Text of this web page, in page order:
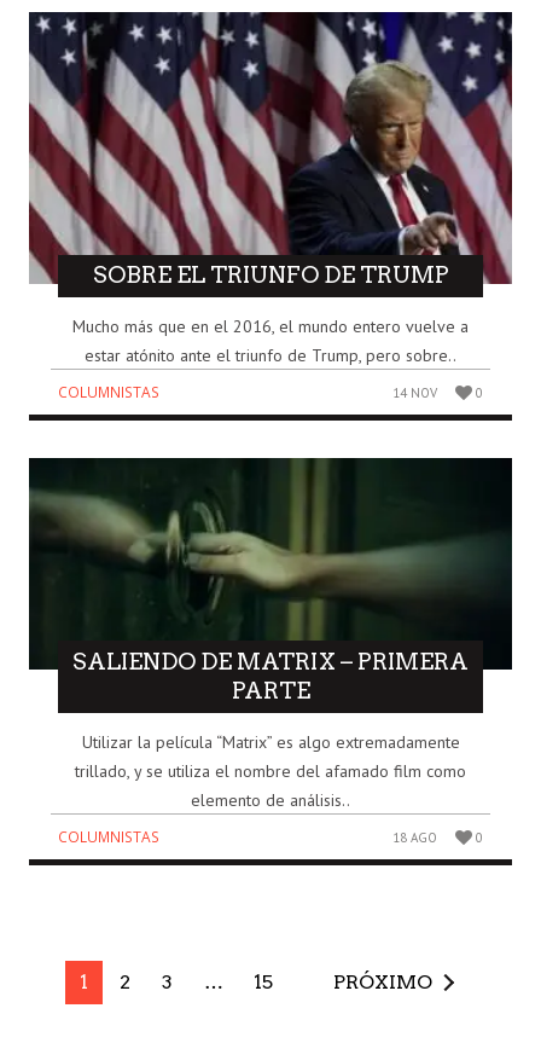
SOBRE EL TRIUNFO DE TRUMP
Mucho más que en el 2016, el mundo entero vuelve a
estar atónito ante el triunfo de Trump, pero sobre..
COLUMNISTAS 14 NOV 0
SALIENDO DE MATRIX – PRIMERA
PARTE
Utilizar la película “Matrix” es algo extremadamente
trillado, y se utiliza el nombre del afamado film como
elemento de análisis..
COLUMNISTAS 18 AGO 0
1 2 3 … 15 PRÓXIMO